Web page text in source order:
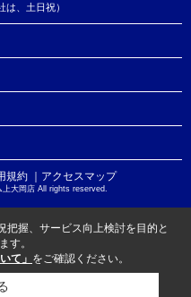
は、土日祝）
規約 ｜アクセスマップ
大岡店 All rights reserved.
把握、サービス向上検討を目的と
す。
て」 をご確認ください。